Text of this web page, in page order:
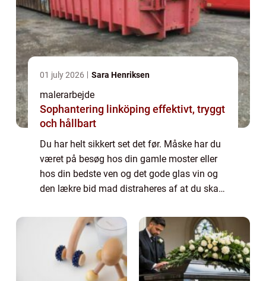
01 july 2026 Sara Henriksen
malerarbejde
Sophantering linköping effektivt, tryggt
och hållbart
Du har helt sikkert set det før. Måske har du
været på besøg hos din gamle moster eller
hos din bedste ven og det gode glas vin og
den lækre bid mad distraheres af at du skal
væg. En væg, der lige er spartlet...